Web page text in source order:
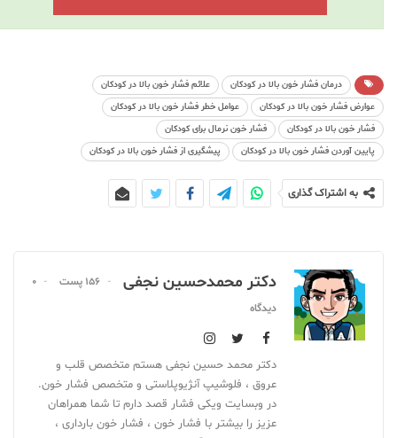
درمان فشار خون بالا در کودکان
علائم فشار خون بالا در کودکان
عوارض فشار خون بالا در کودکان
عوامل خطر فشار خون بالا در کودکان
فشار خون بالا در کودکان
فشار خون نرمال برای کودکان
پایین آوردن فشار خون بالا در کودکان
پیشگیری از فشار خون بالا در کودکان
به اشتراک گذاری
دکتر محمدحسین نجفی 156 پست
0
دیدگاه
دکتر محمد حسین نجفی هستم متخصص قلب و
عروق ، فلوشیپ آنژیوپلاستی و متخصص فشار خون.
در وبسایت ویکی فشار قصد دارم تا شما همراهان
عزیز را بیشتر با فشار خون ، فشار خون بارداری ،